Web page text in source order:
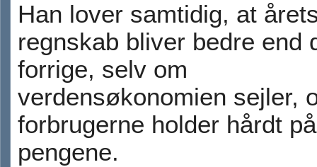
Han lover samtidig, at
regnskab bliver bedre end
forrige, selv om
verdensøkonomien sejler,
forbrugerne holder hårdt på
pengene.